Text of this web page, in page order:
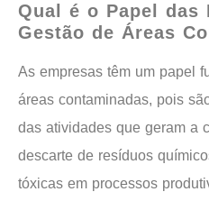
Qual é o Papel das
Gestão de Áreas
As empresas têm um papel
áreas contaminadas, pois
das atividades que geram a
descarte de resíduos
tóxicas em processos